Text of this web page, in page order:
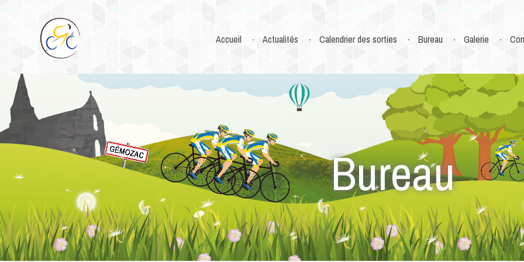
Accueil Actualités Calendrier des sorties Bureau Galerie
Bureau